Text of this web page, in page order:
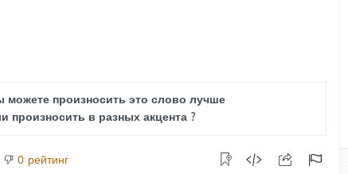
можете произносить это слово лучше
произносить в разных акцента ?
0 рейтинг